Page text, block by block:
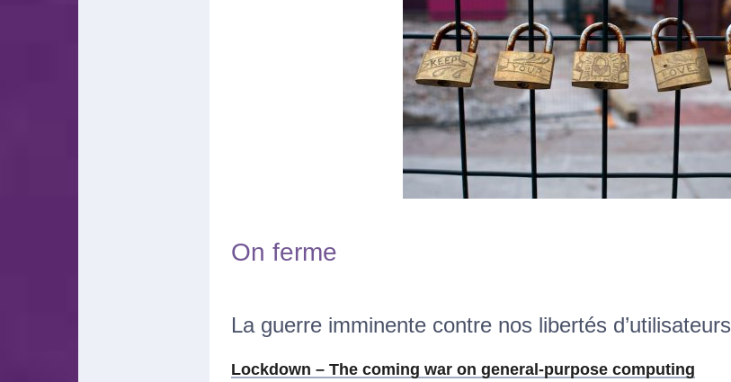
On ferme
La guerre imminente contre nos libertés d’utilisateurs
Lockdown – The coming war on general-purpose computing